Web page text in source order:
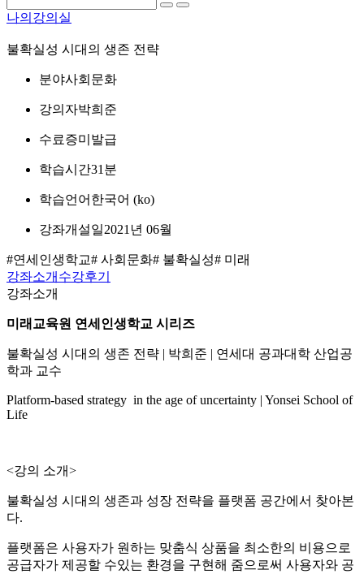
나의강의실
불확실성 시대의 생존 전략
분야사회문화
강의자박희준
수료증미발급
학습시간31분
학습언어 한국어 ‎(ko)‎
강좌개설일2021년 06월
#연세인생학교# 사회문화# 불확실성# 미래
강좌소개 수강후기
강좌소개
미래교육원 연세인생학교 시리즈
불확실성 시대의 생존 전략 | 박희준 | 연세대 공과대학 산업공
학과 교수
Platform-based strategy in the age of uncertainty | Yonsei School of
Life
<강의 소개>
불확실성 시대의 생존과 성장 전략을 플랫폼 공간에서 찾아본
다.
플랫폼은 사용자가 원하는 맞춤식 상품을 최소한의 비용으로
공급자가 제공할 수있는 환경을 구현해 줌으로써 사용자와 공